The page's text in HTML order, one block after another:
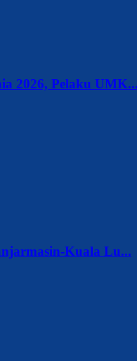
2026, Pelaku
Kuala Lu...